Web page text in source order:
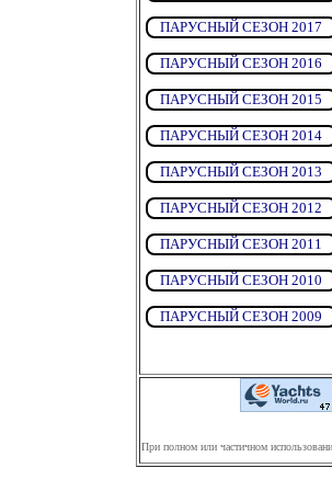
ПАРУСНЫЙ СЕЗОН 2017
ПАРУСНЫЙ СЕЗОН 2016
ПАРУСНЫЙ СЕЗОН 2015
ПАРУСНЫЙ СЕЗОН 2014
ПАРУСНЫЙ СЕЗОН 2013
ПАРУСНЫЙ СЕЗОН 2012
ПАРУСНЫЙ СЕЗОН 2011
ПАРУСНЫЙ СЕЗОН 2010
ПАРУСНЫЙ СЕЗОН 2009
При полном или частичном